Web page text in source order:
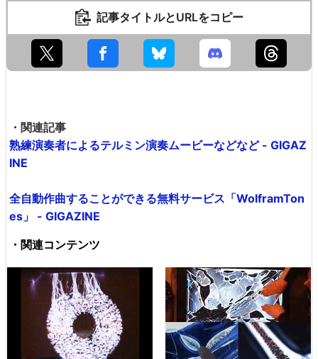
記事タイトルとURLをコピー
・関連記事
熟練演奏者によるテルミン演奏ムービーなどなど - GIGAZ
INE
全自動作曲することができる無料サービス「WolframTon
es」 - GIGAZINE
・関連コンテンツ